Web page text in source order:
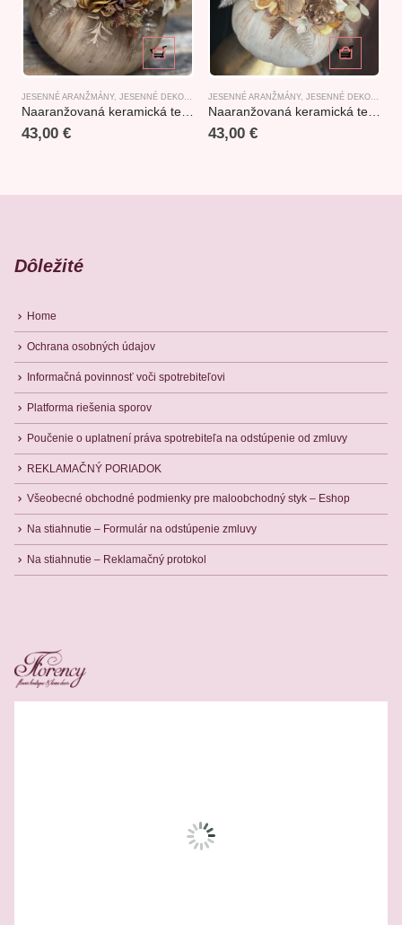
JESENNÉ ARANŽMÁNY, JESENNÉ DEKORÁCIE ,KERAMICKÉ TEKVICOVÉ ARANŽMÁNY
Naaranžovaná keramická tekvica hnedá
43,00 €
JESENNÉ ARANŽMÁNY, JESENNÉ DEKORÁCIE
Naaranžovaná keramická tekvica
43,00 €
Dôležité
Home
Ochrana osobných údajov
Informačná povinnosť voči spotrebiteľovi
Platforma riešenia sporov
Poučenie o uplatnení práva spotrebiteľa na odstúpenie od zmluvy
REKLAMAČNÝ PORIADOK
Všeobecné obchodné podmienky pre maloobchodný styk – Eshop
Na stiahnutie – Formulár na odstúpenie zmluvy
Na stiahnutie – Reklamačný protokol